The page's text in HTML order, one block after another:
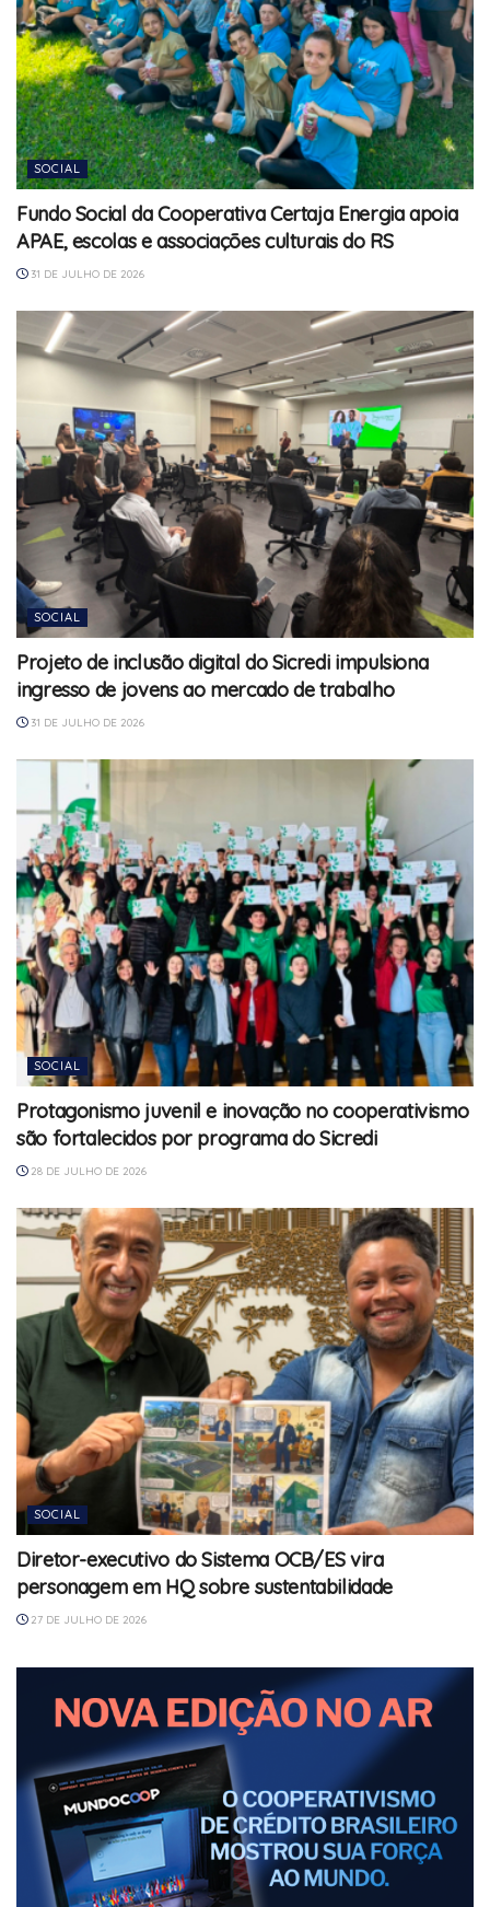
SOCIAL
Fundo Social da Cooperativa Certaja Energia apoia
APAE, escolas e associações culturais do RS
31 DE JULHO DE 2026
SOCIAL
Projeto de inclusão digital do Sicredi impulsiona
ingresso de jovens ao mercado de trabalho
31 DE JULHO DE 2026
SOCIAL
Protagonismo juvenil e inovação no cooperativismo
são fortalecidos por programa do Sicredi
28 DE JULHO DE 2026
SOCIAL
Diretor-executivo do Sistema OCB/ES vira
personagem em HQ sobre sustentabilidade
27 DE JULHO DE 2026